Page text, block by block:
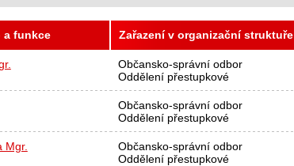
a funkce Zařazení v organizační struktuře
Občansko-správní odbor
Oddělení přestupkové
Občansko-správní odbor
Oddělení přestupkové
Mgr.
Občansko-správní odbor
Oddělení přestupkové